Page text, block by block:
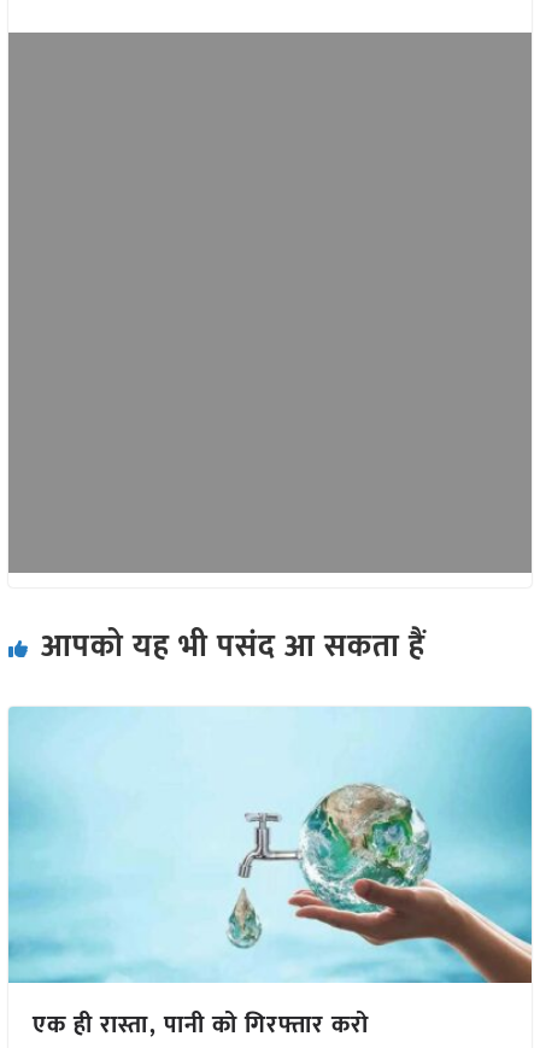
आपको यह भी पसंद आ सकता हैं
एक ही रास्ता, पानी को गिरफ्तार करो